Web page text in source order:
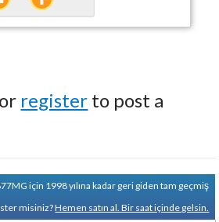
or register to post a
için 1998 yılına kadar geri giden tam geçmiş
misiniz?Hemen satın al. Bir saat içinde gelsin.